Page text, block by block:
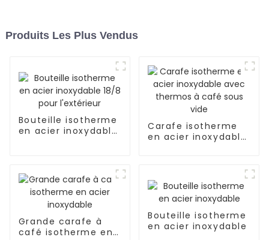
Produits Les Plus Vendus
Bouteille isotherme
en acier inoxydable
Carafe isotherme
en acier inoxydable
Grande carafe à
café isotherme en
Bouteille isotherme
en acier inoxydable